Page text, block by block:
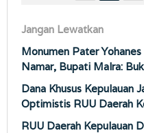
Jangan Lewatkan
Monumen Pater
Namar, Bupati Malra:
Dana Khusus Kepulauan
Optimistis RUU Daerah
RUU Daerah Kepulauan